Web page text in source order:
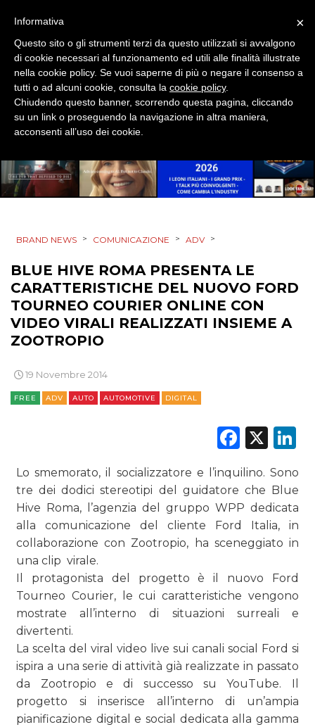
CSR
STRATEGIE
CINEMA
EDITORIA
TV
DATI
NORMATIVE
TREND
CASE HISTORY
OPINIONI
BRAND NEWS > COMUNICAZIONE > ADV >
BLUE HIVE ROMA PRESENTA LE
CARATTERISTICHE DEL NUOVO FORD
TOURNEO COURIER ONLINE CON
VIDEO VIRALI REALIZZATI INSIEME A
ZOOTROPIO
19 Novembre 2014
FREE ADV AUTO AUTOMOTIVE DIGITAL
X
Lo smemorato, il socializzatore e l’inquilino. Sono
tre dei dodici stereotipi del guidatore che Blue
Hive Roma, l’agenzia del gruppo WPP dedicata
alla comunicazione del cliente Ford Italia, in
collaborazione con Zootropio, ha sceneggiato in
una clip virale.
Il protagonista del progetto è il nuovo Ford
Tourneo Courier, le cui caratteristiche vengono
mostrate all’interno di situazioni surreali e
divertenti.
La scelta del viral video live sui canali social Ford si
ispira a una serie di attività già realizzate in passato
da Zootropio e di successo su YouTube. Il
progetto si inserisce all’interno di un’ampia
pianificazione digital e social dedicata alla gamma
×
Informativa
Questo sito o gli strumenti terzi da questo utilizzati si avvalgono
di cookie necessari al funzionamento ed utili alle finalità illustrate
nella cookie policy. Se vuoi saperne di più o negare il consenso a
tutti o ad alcuni cookie, consulta la cookie policy.
Chiudendo questo banner, scorrendo questa pagina, cliccando
su un link o proseguendo la navigazione in altra maniera,
acconsenti all’uso dei cookie.